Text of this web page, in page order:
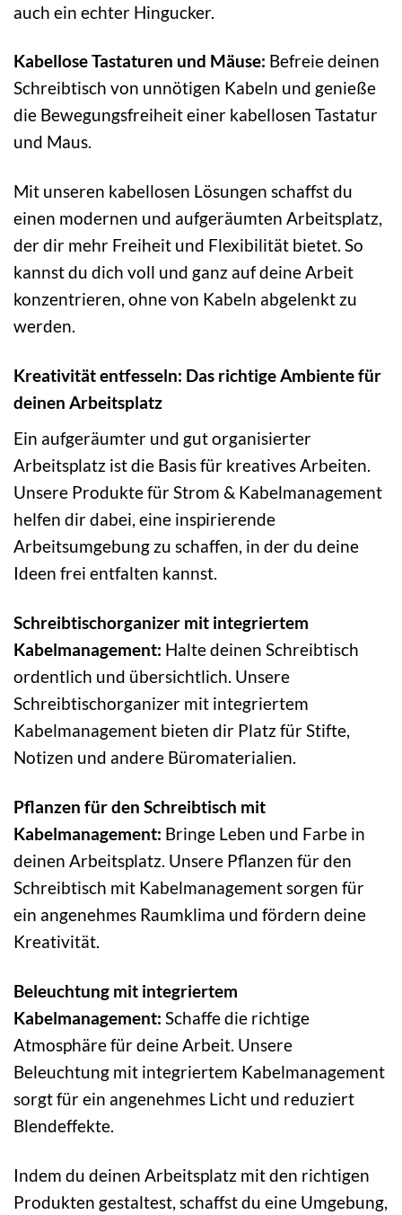
auch ein echter Hingucker.
Kabellose Tastaturen und Mäuse: Befreie deinen
Schreibtisch von unnötigen Kabeln und genieße
die Bewegungsfreiheit einer kabellosen Tastatur
und Maus.
Mit unseren kabellosen Lösungen schaffst du
einen modernen und aufgeräumten Arbeitsplatz,
der dir mehr Freiheit und Flexibilität bietet. So
kannst du dich voll und ganz auf deine Arbeit
konzentrieren, ohne von Kabeln abgelenkt zu
werden.
Kreativität entfesseln: Das richtige Ambiente für
deinen Arbeitsplatz
Ein aufgeräumter und gut organisierter
Arbeitsplatz ist die Basis für kreatives Arbeiten.
Unsere Produkte für Strom & Kabelmanagement
helfen dir dabei, eine inspirierende
Arbeitsumgebung zu schaffen, in der du deine
Ideen frei entfalten kannst.
Schreibtischorganizer mit integriertem
Kabelmanagement: Halte deinen Schreibtisch
ordentlich und übersichtlich. Unsere
Schreibtischorganizer mit integriertem
Kabelmanagement bieten dir Platz für Stifte,
Notizen und andere Büromaterialien.
Pflanzen für den Schreibtisch mit
Kabelmanagement: Bringe Leben und Farbe in
deinen Arbeitsplatz. Unsere Pflanzen für den
Schreibtisch mit Kabelmanagement sorgen für
ein angenehmes Raumklima und fördern deine
Kreativität.
Beleuchtung mit integriertem
Kabelmanagement: Schaffe die richtige
Atmosphäre für deine Arbeit. Unsere
Beleuchtung mit integriertem Kabelmanagement
sorgt für ein angenehmes Licht und reduziert
Blendeffekte.
Indem du deinen Arbeitsplatz mit den richtigen
Produkten gestaltest, schaffst du eine Umgebung,